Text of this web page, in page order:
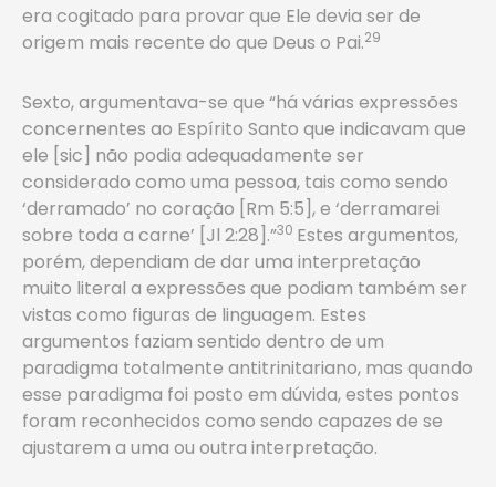
era cogitado para provar que Ele devia ser de
origem mais recente do que Deus o Pai.29
Sexto, argumentava-se que “há várias expressões
concernentes ao Espírito Santo que indicavam que
ele [sic] não podia adequadamente ser
considerado como uma pessoa, tais como sendo
‘derramado’ no coração [Rm 5:5], e ‘derramarei
sobre toda a carne’ [Jl 2:28].”30 Estes argumentos,
porém, dependiam de dar uma interpretação
muito literal a expressões que podiam também ser
vistas como figuras de linguagem. Estes
argumentos faziam sentido dentro de um
paradigma totalmente antitrinitariano, mas quando
esse paradigma foi posto em dúvida, estes pontos
foram reconhecidos como sendo capazes de se
ajustarem a uma ou outra interpretação.